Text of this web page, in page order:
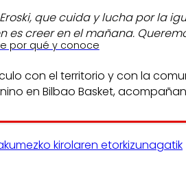
por qué y conoce
que cuida y lucha por la
creer en el mañana.
con el territorio y con la
en Bilbao Basket,
kirolaren etorkizunagatik